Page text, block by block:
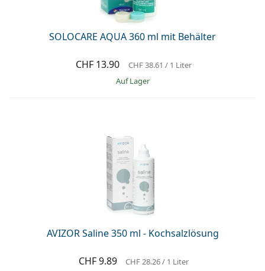
SOLOCARE AQUA 360 ml mit Behälter
CHF 13.90 CHF 38.61 / 1 Liter
auf Lager
AVIZOR Saline 350 ml - Kochsalzlösung
CHF 9.89 CHF 28.26/ 1 Liter